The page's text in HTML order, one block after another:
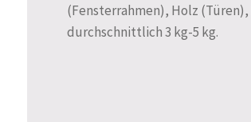
(Fensterrahmen), Holz
durchschnittlich 3 kg-5 kg.